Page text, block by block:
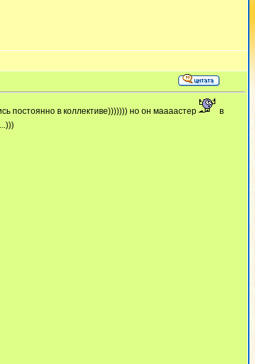
постоянно в коллективе))))))) но он маааастер
в